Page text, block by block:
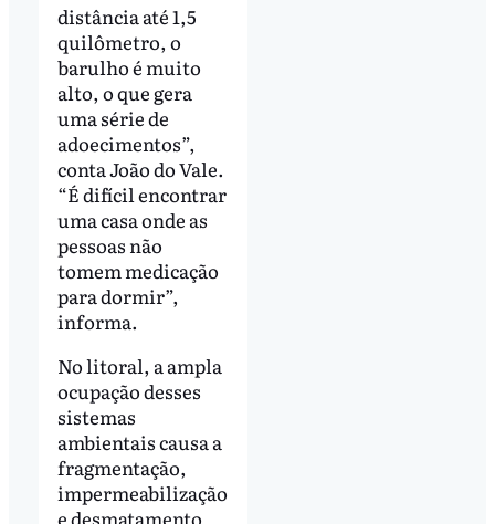
distância até 1,5
quilômetro, o
barulho é muito
alto, o que gera
uma série de
adoecimentos”,
conta João do Vale.
“É difícil encontrar
uma casa onde as
pessoas não
tomem medicação
para dormir”,
informa.
No litoral, a ampla
ocupação desses
sistemas
ambientais causa a
fragmentação,
impermeabilização
e desmatamento